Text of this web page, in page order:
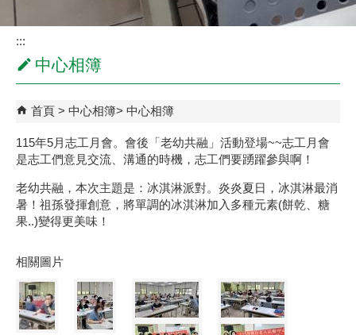
:::
中心相簿
首頁 中心相簿 中心相簿
115年5月志工月會。會後「老幼共融」活動登場~~志工月會
是志工們意見交流、溝通的時機，志工們要踴躍參與啊！
老幼共融，本次主題是：冰淇淋派對。炎炎夏日，冰淇淋最消
暑！祖孫發揮創意，將單調的冰淇淋加入多種元素(餅乾、糖
果..)變得更美味！
相關圖片